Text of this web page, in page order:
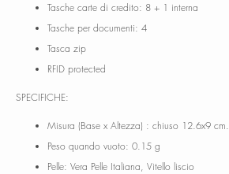
Tasche carte di credito: 8 + 1 interna
Tasche per documenti: 4
Tasca zip
RFID protected
SPECIFICHE:
Misura (Base x Altezza) : chiuso 12.6x9 cm.
Peso quando vuoto: 0.15 g
Pelle: Vera Pelle Italiana, Vitello liscio